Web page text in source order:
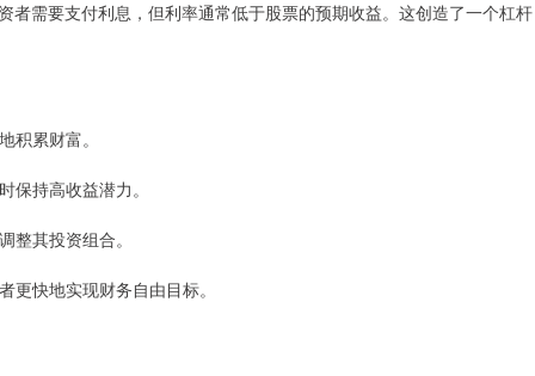
需要支付利息，但利率通常低于股票的预期收益。这创造了一个杠杆
积累财富。
保持高收益潜力。
整其投资组合。
更快地实现财务自由目标。